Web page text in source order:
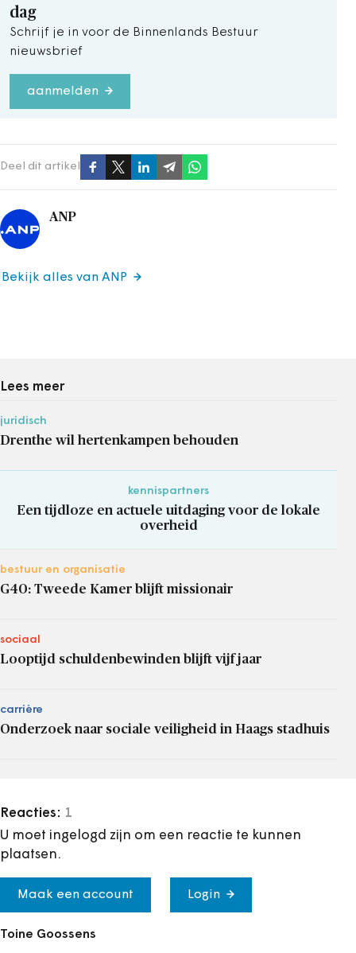
dag
Schrijf je in voor de Binnenlands Bestuur
nieuwsbrief
aanmelden
Deel dit artikel
ANP
Bekijk alles van ANP
Lees meer
juridisch
Drenthe wil hertenkampen behouden
kennispartners
Een tijdloze en actuele uitdaging voor de lokale
overheid
bestuur en organisatie
G40: Tweede Kamer blijft missionair
sociaal
Looptijd schuldenbewinden blijft vijf jaar
carrière
Onderzoek naar sociale veiligheid in Haags stadhuis
Reacties: 1
U moet ingelogd zijn om een reactie te kunnen
plaatsen.
Maak een account Login
Toine Goossens